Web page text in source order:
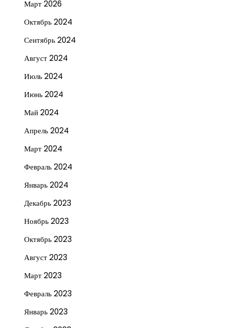
Март 2026
Октябрь 2024
Сентябрь 2024
Август 2024
Июль 2024
Июнь 2024
Май 2024
Апрель 2024
Март 2024
Февраль 2024
Январь 2024
Декабрь 2023
Ноябрь 2023
Октябрь 2023
Август 2023
Март 2023
Февраль 2023
Январь 2023